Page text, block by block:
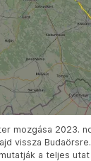
mozgása 2023.
vissza
a teljes